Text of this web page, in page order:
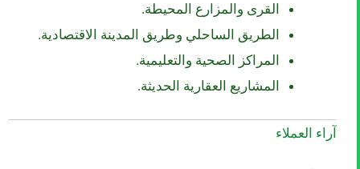
القرى والمزارع المحيطة.
الطريق الساحلي وطريق المدينة الاقتصادية.
المراكز الصحية والتعليمية.
المشاريع العقارية الحديثة.
آراء العملاء